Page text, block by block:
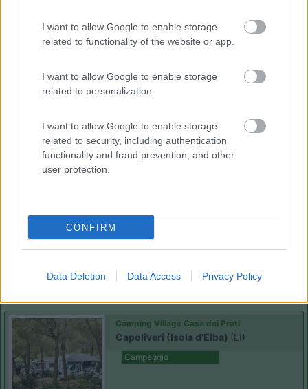
I want to allow Google to enable storage
related to functionality of the website or app.
I want to allow Google to enable storage
related to personalization.
I want to allow Google to enable storage
related to security, including authentication
functionality and fraud prevention, and other
user protection.
CONFIRM
Data Deletion Data Access Privacy Policy
6.2 Punta Ala
8.1
Camping Village Casa dei Prati
Capoliveri (Isola d'Elba) (LI)
Campeggio